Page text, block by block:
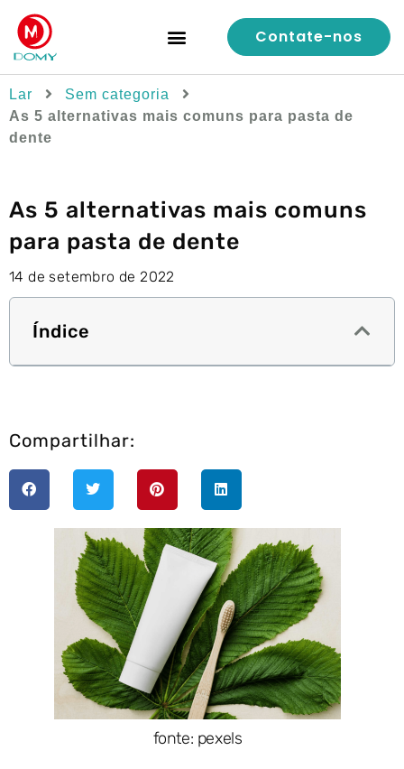
Contate-nos
Lar
Sem categoria
As 5 alternativas mais comuns para pasta de
dente
As 5 alternativas mais comuns
para pasta de dente
14 de setembro de 2022
Índice
Compartilhar:
fonte: pexels